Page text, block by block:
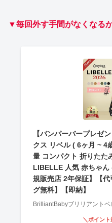
▼毎回外す手間がなくなる
【バンパーバープレゼ
クス リベル ( 6ヶ月 ~ 4
量 コンパクト 折りた
LIBELLE 人気 赤ちゃん
規販売店 2年保証】【
グ無料】【即納】
BrilliantBabyブリリアントベ
＼ポイント